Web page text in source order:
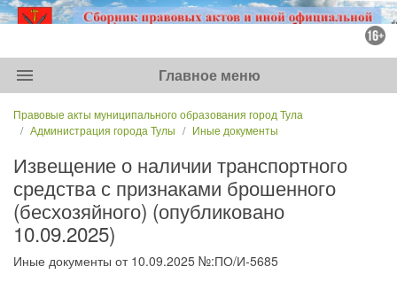
menu Главное меню
Правовые акты муниципального образования город Тула
Администрация города Тулы
Иные документы
Извещение о наличии транспортного
средства с признаками брошенного
(бесхозяйного) (опубликовано
10.09.2025)
Иные документы от 10.09.2025 №:ПО/И-5685